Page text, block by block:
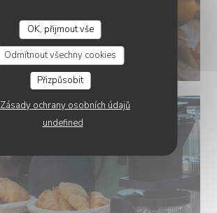
OK, přijmout vše
Odmítnout všechny cookies
Přizpůsobit
Zásady ochrany osobních údajů
undefined